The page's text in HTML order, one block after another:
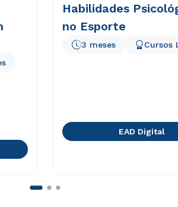
Habilidades
no Esporte
3 meses Cursos
EAD Digital